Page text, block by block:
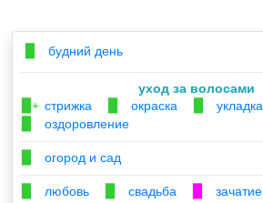
будний день
уход за волосами
▉+ стрижка окраска укладка
оздоровление
огород и сад
любовь свадьба зачатие